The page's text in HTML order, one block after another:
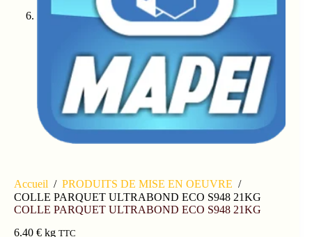
Accueil / PRODUITS DE MISE EN OEUVRE /
COLLE PARQUET ULTRABOND ECO S948 21KG
COLLE PARQUET ULTRABOND ECO S948 21KG
6.40 € kg TTC